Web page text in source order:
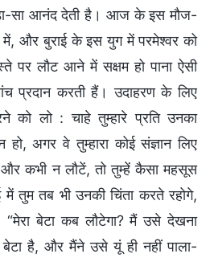
सा आनंद देती है। आज के इस मौज-
और बुराई के इस युग में परमेश्वर को
पर लौट आने में सक्षम हो पाना ऐसी
प्रदान करती हैं। उदाहरण के लिए
को लो : चाहे तुम्हारे प्रति उनका
हो, अगर वे तुम्हारा कोई संज्ञान लिए
कभी न लौटें, तो तुम्हें कैसा महसूस
में तुम तब भी उनकी चिंता करते रहोगे,
बेटा कब लौटेगा? मैं उसे देखना
है, और मैंने उसे यूं ही नहीं पाला-